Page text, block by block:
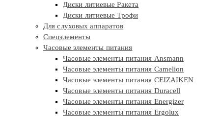
Диски литиевые Ракета
Диски литиевые Трофи
Для слуховых аппаратов
Спецэлементы
Часовые элементы питания
Часовые элементы питания Ansmann
Часовые элементы питания Camelion
Часовые элементы питания CEIZAIKEN
Часовые элементы питания Duracell
Часовые элементы питания Energizer
Часовые элементы питания Ergolux